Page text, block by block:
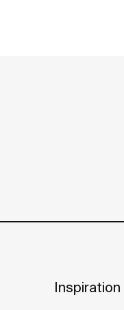
Inspiration